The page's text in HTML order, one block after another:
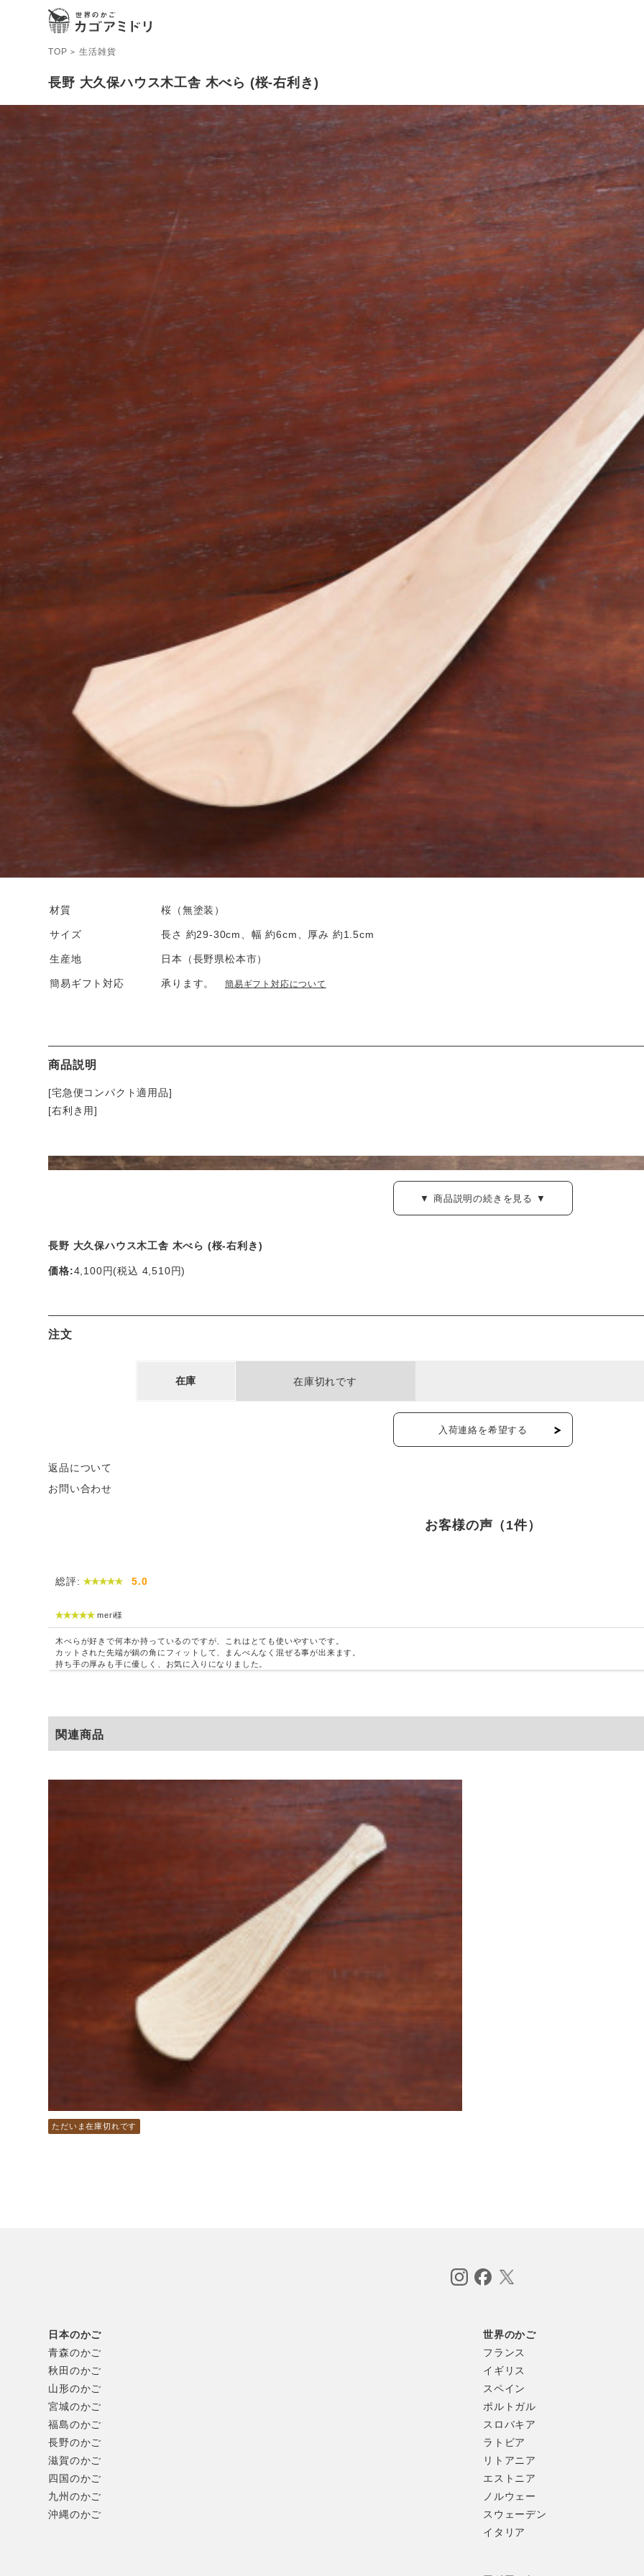
TOP > 生活雑貨
長野 大久保ハウス木工舎 木べら (桜-右利き)
材質 桜（無塗装）
サイズ 長さ 約29-30cm、幅 約6cm、厚み 約1.5cm
生産地 日本（長野県松本市）
簡易ギフト対応 承ります。 簡易ギフト対応について
商品説明
[宅急便コンパクト適用品]
[右利き用]
フライパンでの炒め物に最適の一本。鍋肌にフィットし、底の丸いフライパンとの相性はとりわけ抜群です。
カットされた先端部分をつかえば、食材をほぐしたり、つぶしたりといった作業も、へら一本でこなせます。
柄の長さや厚みにも、こまやかな工夫が。プロの料理人の声もふまえて生まれた、使いやすいカタチです。
▼ 商品説明の続きを見る ▼
長野 大久保ハウス木工舎 木べら (桜-右利き)
価格:4,100円(税込 4,510円)
注文
在庫 在庫切れです
入荷連絡を希望する
返品について
お問い合わせ
お客様の声（1件）
総評: 5.0
meri様
木べらが好きで何本か持っているのですが、これはとても使いやすいです。
カットされた先端が鍋の角にフィットして、まんべんなく混ぜる事が出来ます。
持ち手の厚みも手に優しく、お気に入りになりました。
関連商品
ただいま在庫切れです
日本のかご
青森のかご
秋田のかご
山形のかご
宮城のかご
福島のかご
長野のかご
滋賀のかご
四国のかご
九州のかご
沖縄のかご
世界のかご
フランス
イギリス
スペイン
ポルトガル
スロバキア
ラトビア
リトアニア
エストニア
ノルウェー
スウェーデン
イタリア